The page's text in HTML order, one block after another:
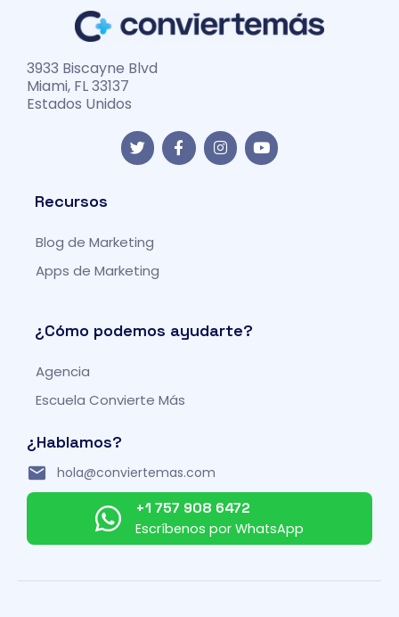
3933 Biscayne Blvd
Miami, FL 33137
Estados Unidos
T
w
i
F
a
c
I
n
s
Y
o
u
Recursos
Blog de Marketing
Apps de Marketing
¿Cómo podemos ayudarte?
Agencia
Escuela Convierte Más
¿Hablamos?
hola@conviertemas.com
+1 757 908 6472
Escríbenos por WhatsApp